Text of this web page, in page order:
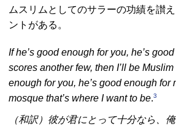
ムスリムとしてのサラーの功績を讃
ントがある。
If he’s good enough for you, he’s
scores another few, then I’ll be Muslim
enough for you, he’s good enough for
mosque that’s where I want to be.3
（和訳）彼が君にとって十分なら、